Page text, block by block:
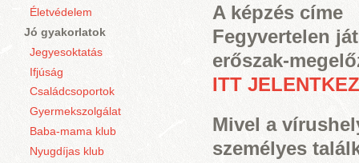
Életvédelem
Jó gyakorlatok
Jegyesoktatás
Ifjúság
Családcsoportok
Gyermekszolgálat
Baba-mama klub
Nyugdíjas klub
A képzés címe
Fegyvertelen
erőszak-
ITT
Mivel a
személyes